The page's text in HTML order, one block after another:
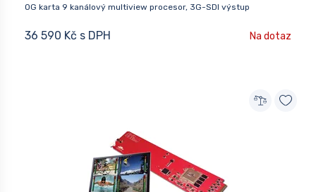
OG karta 9 kanálový multiview procesor, 3G-SDI výstup
36 590 Kč s DPH Na dotaz